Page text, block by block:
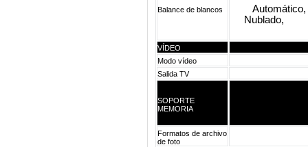
Balance de blancos
Automático,
Nublado,
VÍDEO
Modo vídeo
Salida TV
SOPORTE
MEMORIA
Formatos de archivo
de foto